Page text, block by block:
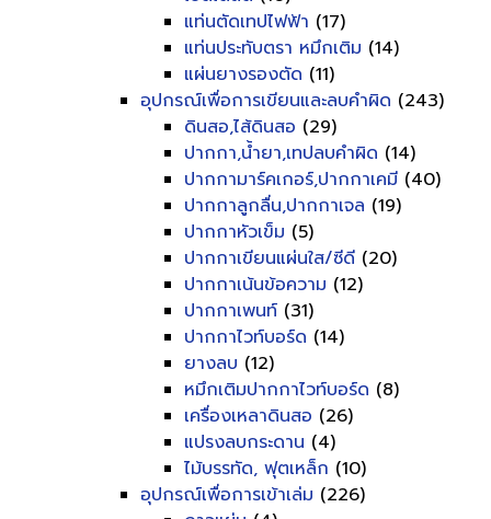
แท่นตัดเทปไฟฟ้า (17)
แท่นประทับตรา หมึกเติม (14)
แผ่นยางรองตัด (11)
อุปกรณ์เพื่อการเขียนและลบคำผิด (243)
ดินสอ,ไส้ดินสอ (29)
ปากกา,น้ำยา,เทปลบคำผิด (14)
ปากกามาร์คเกอร์,ปากกาเคมี (40)
ปากกาลูกลื่น,ปากกาเจล (19)
ปากกาหัวเข็ม (5)
ปากกาเขียนแผ่นใส/ซีดี (20)
ปากกาเน้นข้อความ (12)
ปากกาเพนท์ (31)
ปากกาไวท์บอร์ด (14)
ยางลบ (12)
หมึกเติมปากกาไวท์บอร์ด (8)
เครื่องเหลาดินสอ (26)
แปรงลบกระดาน (4)
ไม้บรรทัด, ฟุตเหล็ก (10)
อุปกรณ์เพื่อการเข้าเล่ม (226)